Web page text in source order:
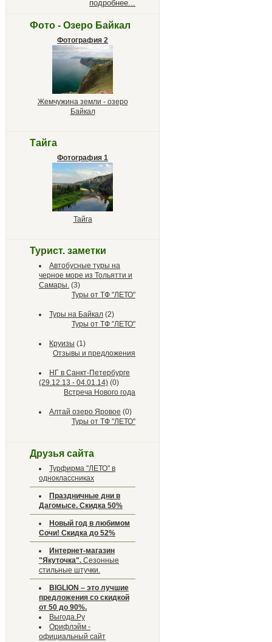
подробнее...
Фото - Озеро Байкал
Фотография 2
Жемчужина земли - озеро
Байкал
Тайга
Фотография 1
Тайга
Турист. заметки
Автобусные туры на
черное море из Тольятти и
Самары. (3)
Туры от ТФ "ЛЕТО"
Туры на Байкал (2)
Туры от ТФ "ЛЕТО"
Круизы (1)
Отзывы и предложения
НГ в Санкт-Петербурге
(29.12.13 - 04.01.14) (0)
Встреча Нового года
Алтай озеро Яровое (0)
Туры от ТФ "ЛЕТО"
Друзья сайта
Турфирма "ЛЕТО" в
одноклассниках
Праздничные дни в
Дагомысе. Скидка 50%
Новый год в любимом
Сочи! Скидка до 52%
Интернет-магазин
"Якуточка". Сезонные
стильные штучки.
BIGLION – это лучшие
предложения со скидкой
от 50 до 90%.
Выгода.Ру
Орифлэйм -
официальный сайт